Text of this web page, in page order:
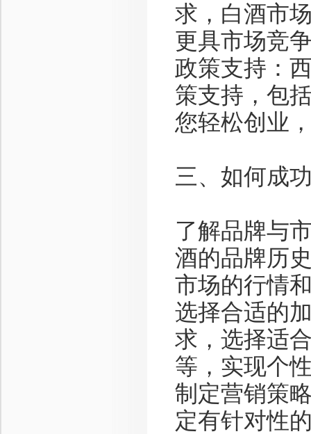
求，白酒市
更具市场竞
政策支持：
策支持，包
您轻松创业
三、如何成
了解品牌与
酒的品牌历
市场的行情
选择合适的
求，选择适
等，实现个
制定营销策
定有针对性